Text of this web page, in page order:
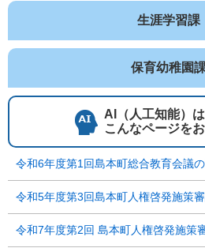
生涯学習課
保育幼稚園
AI（人工知能）は
こんなページを
令和6年度第1回島本町総合教育会議
令和5年度第3回島本町人権啓発施策
令和7年度第2回 島本町人権啓発施策